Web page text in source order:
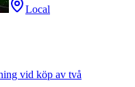
Local
vid köp av två